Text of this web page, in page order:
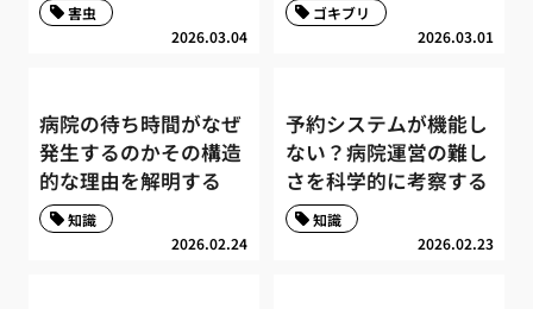
2026.03.04
害虫
2026.03.01
ゴキブリ
病院の待ち時間がなぜ
発生するのかその構造
的な理由を解明する
2026.02.24
知識
予約システムが機能し
ない？病院運営の難し
さを科学的に考察する
2026.02.23
知識